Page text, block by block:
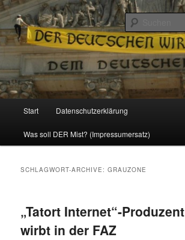
Reizzentrum
Politik, Wirtschaft, Soziales und Gesellschaft
Zum
Inhalt
Zum
sekundären
Start Datenschutzerklärung
Was soll DER Mist? (Impressumersatz)
SCHLAGWORT-ARCHIVE:GRAUZONE
„Tatort Internet“-Produzent
wirbt in der FAZ